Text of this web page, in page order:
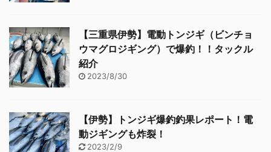
【三重県伊勢】電動トンジギ（ビンチョ
ウマグロジギング）で爆釣！！タックル
紹介
2023/8/30
【伊勢】トンジギ爆釣釣果レポート！電
動ジギングも炸裂！
2023/2/9